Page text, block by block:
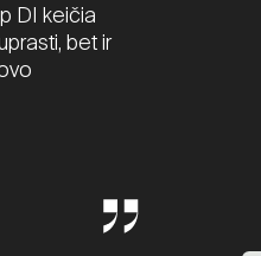
DI keičia
bet ir